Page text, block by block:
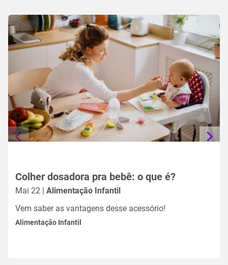
Colher dosadora pra bebê: o que é?
Mai 22 | Alimentação Infantil
Vem saber as vantagens desse acessório!
Alimentação Infantil